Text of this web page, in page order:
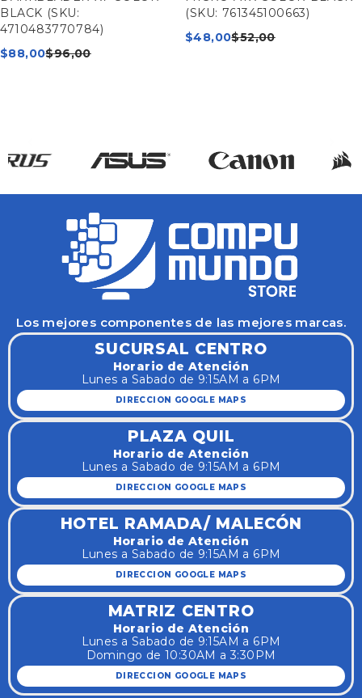
BLACK (SKU:
4710483770784)
$96,00
$88,00
(SKU: 761345100663)
$52,00
$48,00
Los mejores componentes de las mejores marcas.
SUCURSAL CENTRO
Horario de Atención
Lunes a Sabado de 9:15AM a 6PM
DIRECCION GOOGLE MAPS
PLAZA QUIL
Horario de Atención
Lunes a Sabado de 9:15AM a 6PM
DIRECCION GOOGLE MAPS
HOTEL RAMADA/ MALECÓN
Horario de Atención
Lunes a Sabado de 9:15AM a 6PM
DIRECCION GOOGLE MAPS
MATRIZ CENTRO
Horario de Atención
Lunes a Sabado de 9:15AM a 6PM
Domingo de 10:30AM a 3:30PM
DIRECCION GOOGLE MAPS